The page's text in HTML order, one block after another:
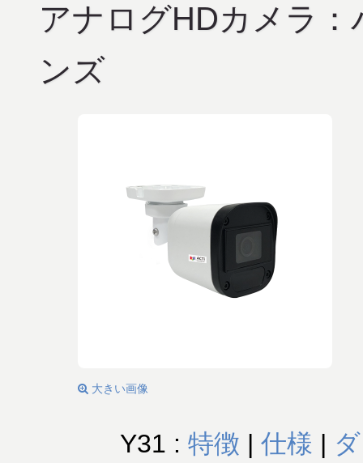
アナログHDカメラ
ンズ
大きい画像
Y31 : 特徴 | 仕様 |